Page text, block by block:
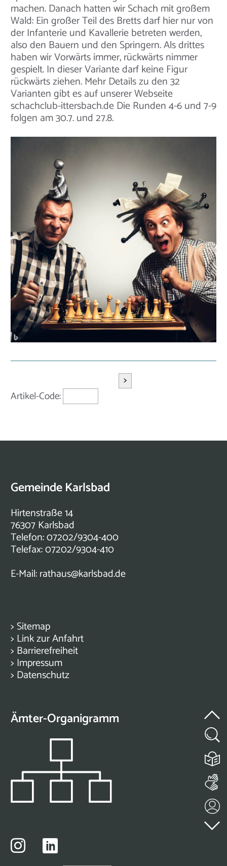
machen. Danach hatten wir Schach mit großem
Wald: Ein großer Teil des Bretts darf hier nur von
der Infanterie und Kavallerie betreten werden,
also den Bauern und den Springern. Als drittes
haben wir Vorwärts immer, rückwärts nimmer
gespielt. In dieser Variante darf keine Figur
rückwärts ziehen. Mehr Details zu den 32
Varianten gibt es auf unserer Webseite
schachclub-ittersbach.de Die Runden 4-6 und 7-9
folgen am 30.7. und 27.8.
Artikel-Code:
>
Gemeinde Karlsbad
Hirtenstraße 14
76307 Karlsbad
Telefon: 07202/9304-400
Telefax: 07202/9304-410
E-Mail:rathaus@karlsbad.de
> Sitemap
> Link zur Anfahrt
> Barrierefreiheit
> Impressum
> Datenschutz
Ämter-Organigramm